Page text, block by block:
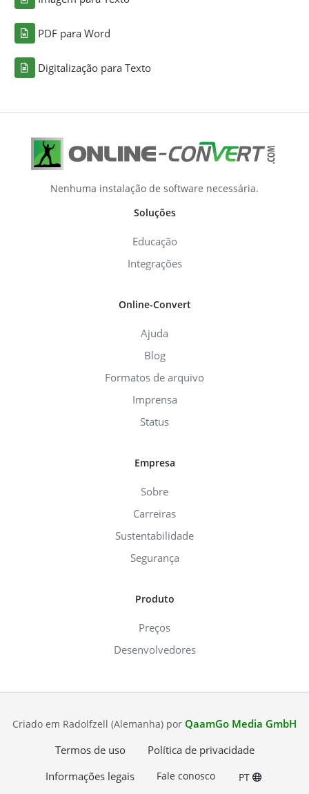
PDF para Word
Digitalização para Texto
Nenhuma instalação de software necessária.
Soluções
Educação
Integrações
Online-Convert
Ajuda
Blog
Formatos de arquivo
Imprensa
Status
Empresa
Sobre
Carreiras
Sustentabilidade
Segurança
Produto
Preços
Desenvolvedores
Criado em Radolfzell (Alemanha) por QaamGo Media GmbH
Termos de uso
Política de privacidade
Informações legais
Fale conosco PT